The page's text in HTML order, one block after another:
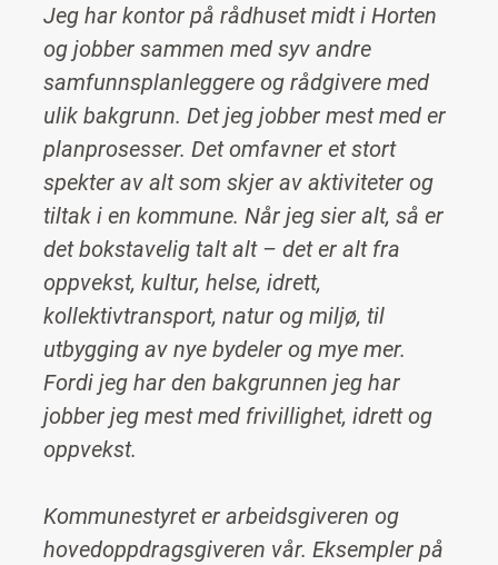
Jeg har kontor på rådhuset midt i Horten
og jobber sammen med syv andre
samfunnsplanleggere og rådgivere med
ulik bakgrunn. Det jeg jobber mest med er
planprosesser. Det omfavner et stort
spekter av alt som skjer av aktiviteter og
tiltak i en kommune. Når jeg sier alt, så er
det bokstavelig talt alt – det er alt fra
oppvekst, kultur, helse, idrett,
kollektivtransport, natur og miljø, til
utbygging av nye bydeler og mye mer.
Fordi jeg har den bakgrunnen jeg har
jobber jeg mest med frivillighet, idrett og
oppvekst.
Kommunestyret er arbeidsgiveren og
hovedoppdragsgiveren vår. Eksempler på